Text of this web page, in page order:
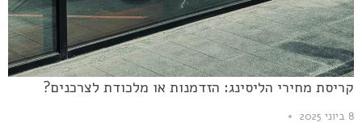
קריסת מחירי הליסינג: הזדמנות או מלכודת לצרכנים?
8 ביוני 2025